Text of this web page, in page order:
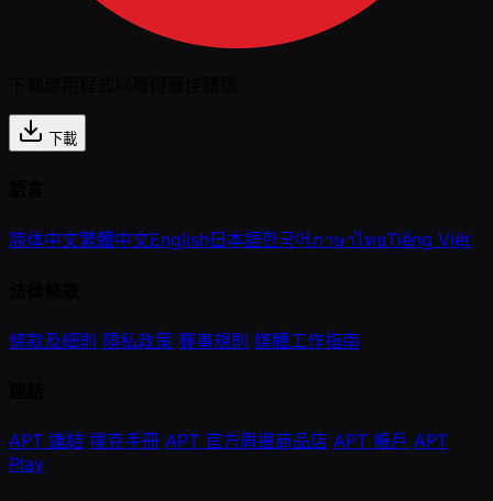
下載
简体中文繁體中文English日本語한국어ภาษาไทยTiếng Việt
條款及細則 隱私政策 賽事規則 媒體工作指南
APT 連結 撲克手冊 APT 官方周邊商品店 APT 帳戶 APT
Play